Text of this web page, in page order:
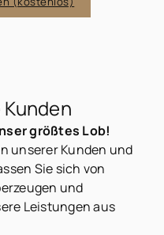
größtes Lob!
unserer Kunden und
Sie sich von
und
Leistungen aus